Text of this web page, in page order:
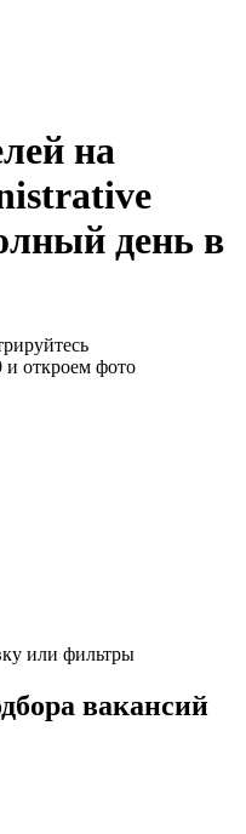
на
день в
и откроем фото
или фильтры
вакансий